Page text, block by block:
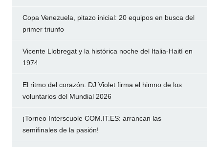
Copa Venezuela, pitazo inicial: 20 equipos en busca del
primer triunfo
Vicente Llobregat y la histórica noche del Italia-Haití en
1974
El ritmo del corazón: DJ Violet firma el himno de los
voluntarios del Mundial 2026
¡Torneo Interscuole COM.IT.ES: arrancan las
semifinales de la pasión!